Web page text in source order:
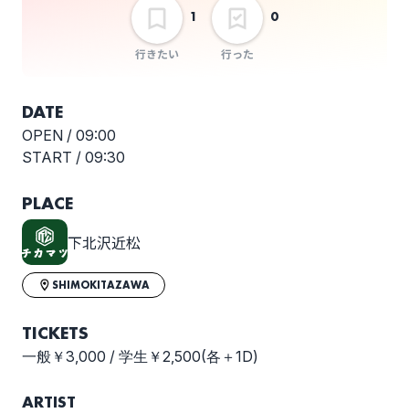
行きたい
1
行った
0
DATE
OPEN / 09:00
START / 09:30
PLACE
下北沢近松
SHIMOKITAZAWA
TICKETS
一般￥3,000 / 学生￥2,500(各＋1D)
ARTIST